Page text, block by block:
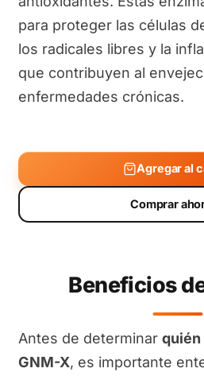
para proteger las células
los radicales libres y la
que contribuyen al
enfermedades crónicas.
Agregar al
Comprar
Beneficios
Antes de determinar quién
GNM-X, es importante